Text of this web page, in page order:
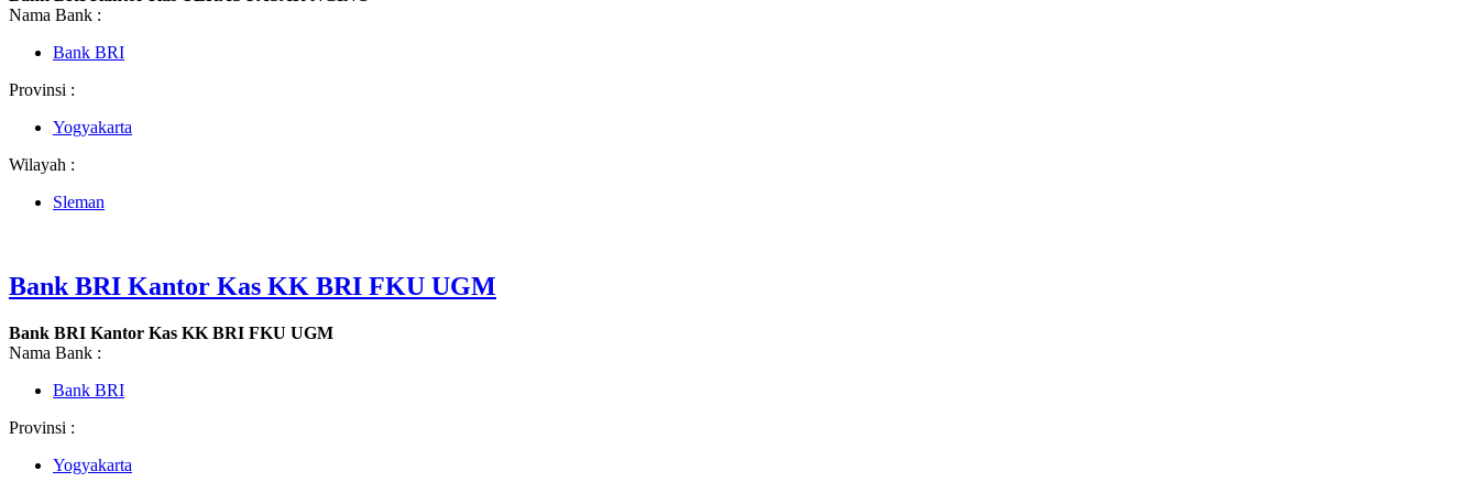
Nama Bank :
Bank BRI
Provinsi :
Yogyakarta
Wilayah :
Sleman
Bank BRI Kantor Kas KK BRI FKU UGM
Bank BRI Kantor Kas KK BRI FKU UGM
Nama Bank :
Bank BRI
Provinsi :
Yogyakarta